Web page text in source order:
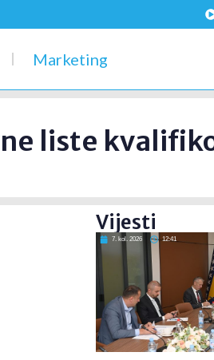
Marketing
liste
Vijesti
7. kol. 2026 12:41